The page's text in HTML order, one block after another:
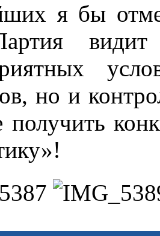
я бы
но и
получить